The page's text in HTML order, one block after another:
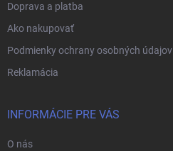
Doprava a platba
Ako nakupovať
Podmienky ochrany osobných údajov
Reklamácia
INFORMÁCIE PRE VÁS
O nás